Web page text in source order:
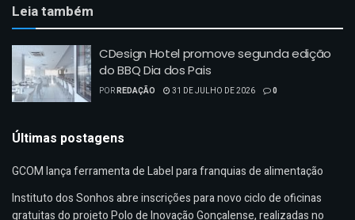
Leia também
CDesign Hotel promove segunda edição
do BBQ Dia dos Pais
PORREDAÇÃO 31 DE JULHO DE 2026 0
Últimas postagens
GCOM lança ferramenta de Label para franquias de alimentação
Instituto dos Sonhos abre inscrições para novo ciclo de oficinas
gratuitas do projeto Polo de Inovação Gonçalense, realizadas no